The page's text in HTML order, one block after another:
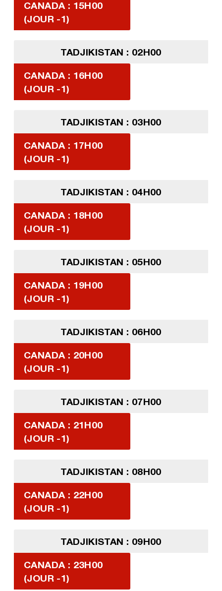
CANADA : 15H00
(JOUR -1)
TADJIKISTAN : 02H00
CANADA : 16H00
(JOUR -1)
TADJIKISTAN : 03H00
CANADA : 17H00
(JOUR -1)
TADJIKISTAN : 04H00
CANADA : 18H00
(JOUR -1)
TADJIKISTAN : 05H00
CANADA : 19H00
(JOUR -1)
TADJIKISTAN : 06H00
CANADA : 20H00
(JOUR -1)
TADJIKISTAN : 07H00
CANADA : 21H00
(JOUR -1)
TADJIKISTAN : 08H00
CANADA : 22H00
(JOUR -1)
TADJIKISTAN : 09H00
CANADA : 23H00
(JOUR -1)